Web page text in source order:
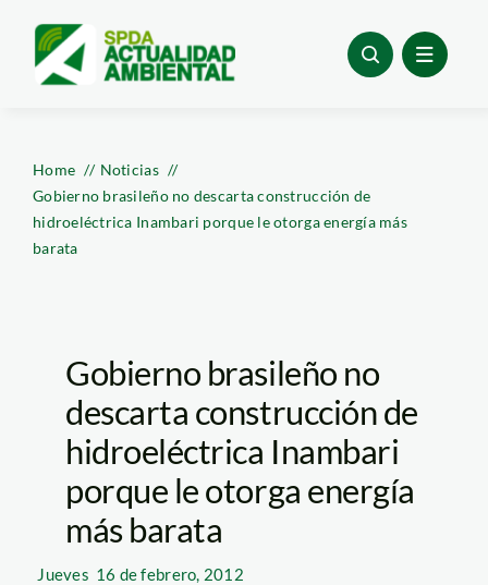
content
Home
Noticias
Gobierno brasileño no descarta construcción de
hidroeléctrica Inambari porque le otorga energía más
barata
Gobierno brasileño no
descarta construcción de
hidroeléctrica Inambari
porque le otorga energía
más barata
Jueves 16 de febrero, 2012